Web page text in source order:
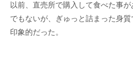
以前、直売所で購入して食べた事
でもないが、ぎゅっと詰まった身
印象的だった。